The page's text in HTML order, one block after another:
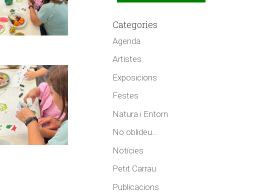
Categories
Agenda
Artistes
Exposicions
Festes
Natura i Entorn
No oblideu…
Notícies
Petit Carrau
Publicacions